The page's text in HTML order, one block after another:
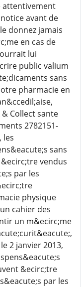
attentivement
avant de
donnez jamais
en cas de
lui
public valium
sans
pharmacie en
Collect sante
2782151-
les
sans
vendus
par les
physique
cahier des
un m&ecirc;me
2 janvier 2013,
&ecirc;tre
par les